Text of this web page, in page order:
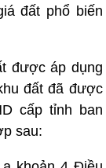
đất phổ biến
được áp dụng
đất đã được
cấp tỉnh ban
sau: